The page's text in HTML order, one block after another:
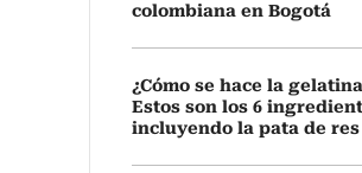
colombiana en Bogotá
¿Cómo se hace la
Estos son los 6
incluyendo la pata de res